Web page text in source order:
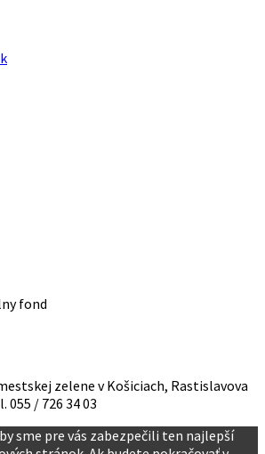
fond
zelene v Košiciach, Rastislavova
055 / 726 34 03
sme pre vás zabezpečili ten najlepší